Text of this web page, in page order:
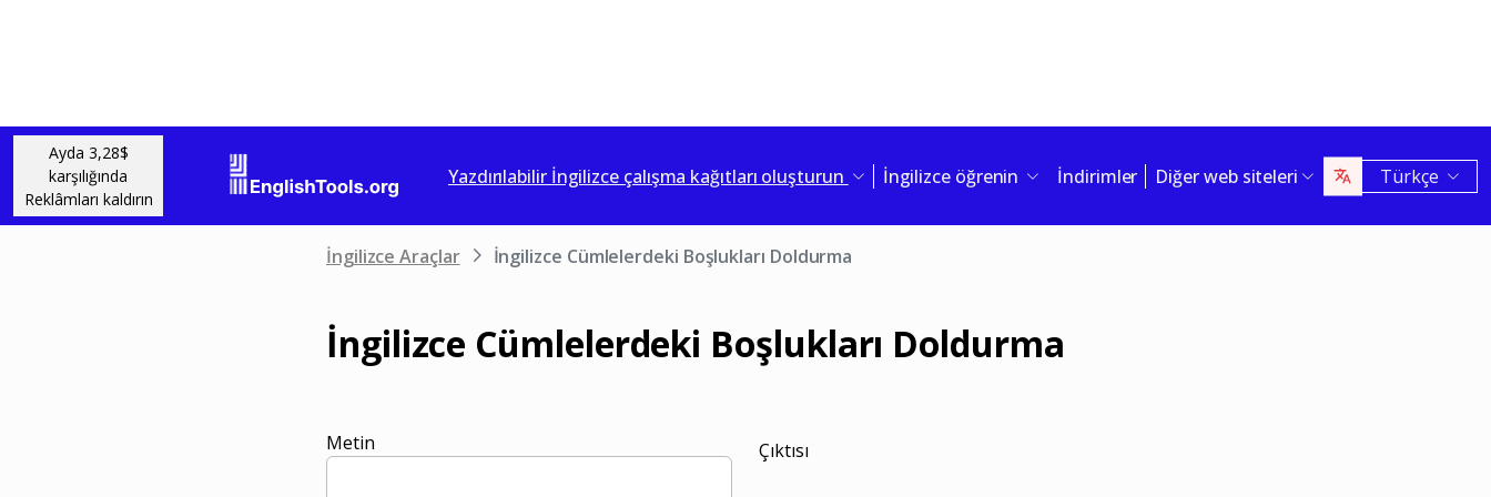
Ayda 3,28$
karşılığında
Reklâmları kaldırın
Yazdırılabilir İngilizce çalışma kağıtları oluşturun İngilizce öğrenin İndirimler Diğer web siteleri Türkçe
İngilizce Araçlar İngilizce Cümlelerdeki Boşlukları Doldurma
İngilizce Cümlelerdeki Boşlukları Doldurma
Metin Çıktısı